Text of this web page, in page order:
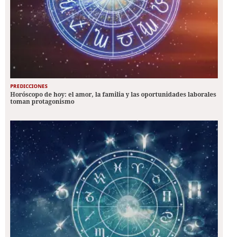
PREDICCIONES
Horóscopo de hoy: el amor, la familia y las oportunidades laborales
toman protagonismo